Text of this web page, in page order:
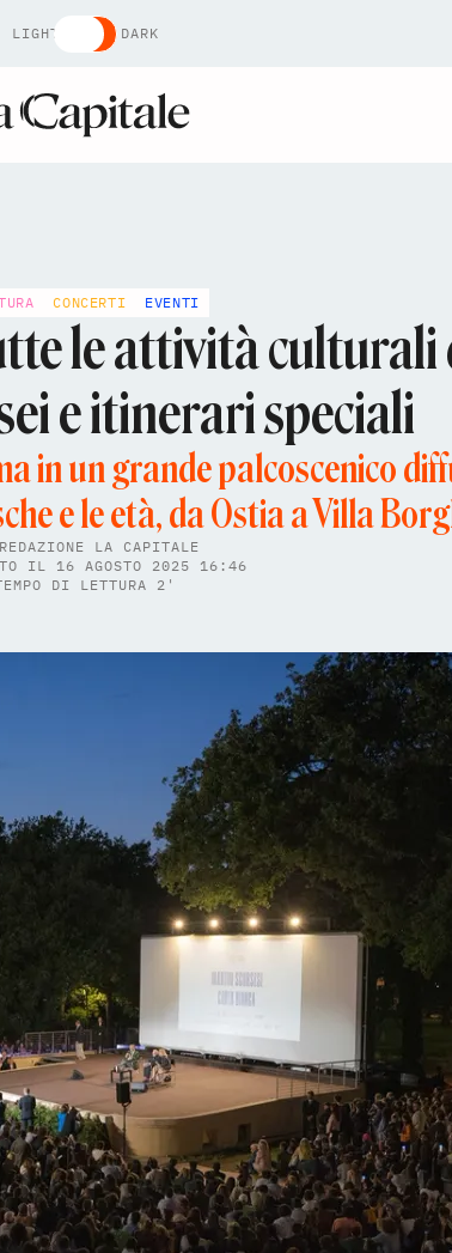
LIGHT DARK
CONCERTI EVENTI
le attività
e itinerari speciali
in un grande palcoscenico
e le età, da Ostia a Villa
REDAZIONE LA CAPITALE
IL 16 AGOSTO 2025 16:46
DI LETTURA 2'